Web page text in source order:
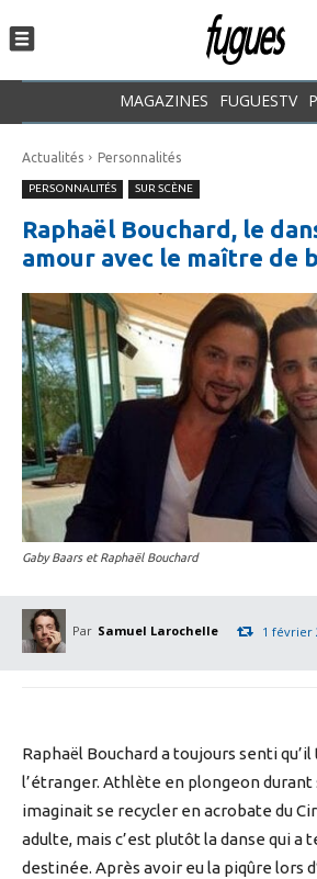
MAGAZINES FUGUESTV
Actualités Personnalités
PERSONNALITÉS SUR SCÈNE
Raphaël Bouchard, le
amour avec le maître de
Gaby Baars et Raphaël Bouchard
Par Samuel Larochelle 1 février
Raphaël Bouchard a toujours senti
l’étranger. Athlète en plongeon durant
imaginait se recycler en acrobate du
adulte, mais c’est plutôt la danse qui a
destinée. Après avoir eu la piqûre lors